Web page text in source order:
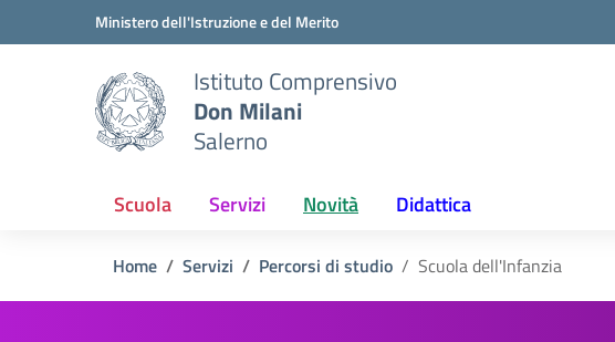
Vai ai contenuti
Vai al menu di navigazioneMinistero dell'Istruzione e del Merito
Istituto Comprensivo
Don Milani
Salerno
Scuola Servizi Novità Didattica
Home Servizi Percorsi di studio Scuola dell'Infanzia